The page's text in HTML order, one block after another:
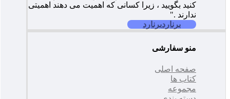
کنید بگویید ، زیرا کسانی که اهمیت می دهند اهمیتی
ندارند ."
برناردبرنارد
منو سفارشی
صفحه اصلی
کتاب ها
مجموعه